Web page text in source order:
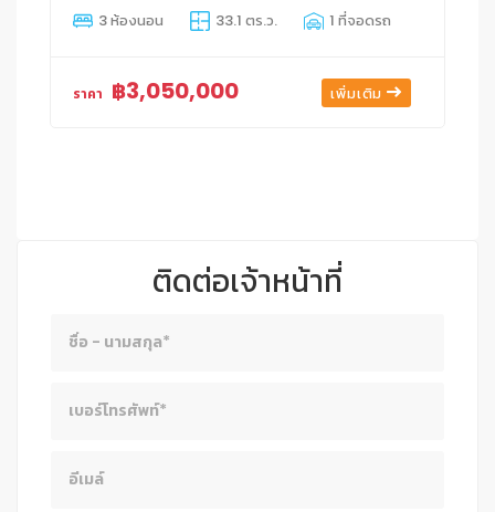
3 ห้องนอน 33.1 ตร.ว. 1 ที่จอดรถ
ราคา ฿3,050,000 เพิ่มเติม
ติดต่อเจ้าหน้าที่